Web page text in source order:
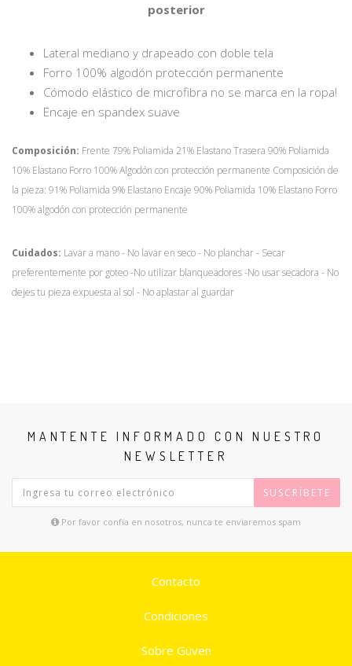
posterior
Lateral mediano y drapeado con doble tela
Forro 100% algodón protección permanente
Cómodo elástico de microfibra no se marca en la ropa!
Encaje en spandex suave
Composición: Frente 79% Poliamida 21% Elastano Trasera 90% Poliamida
10% Elastano Forro 100% Algodón con protección permanente Composición de
la pieza: 91% Poliamida 9% Elastano Encaje 90% Poliamida 10% Elastano Forro
100% algodón con protección permanente
Cuidados: Lavar a mano - No lavar en seco - No planchar - Secar
preferentemente por goteo -No utilizar blanqueadores -No usar secadora - No
dejes tu pieza expuesta al sol - No aplastar al guardar
MANTENTE INFORMADO CON NUESTRO
NEWSLETTER
SUSCRÍBETE
Por favor confía en nosotros, nunca te enviaremos spam
Contacto
Condiciones
Sobre Güven